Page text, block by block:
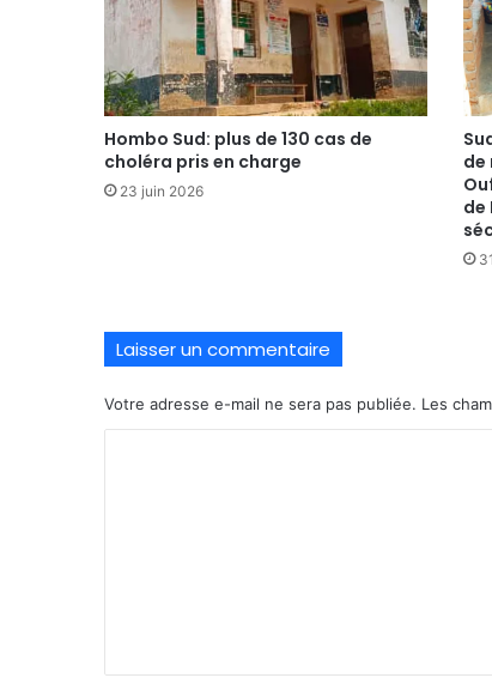
Hombo Sud: plus de 130 cas de
choléra pris en charge
23 juin 2026
de
de
Laisser un commentaire
Votre adresse e-mail ne sera pas publiée. Les